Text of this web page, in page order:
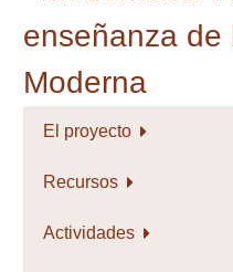
El proyecto
Recursos
Actividades